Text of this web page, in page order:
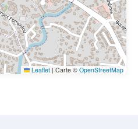
Leaflet | Carte © OpenStreetMap